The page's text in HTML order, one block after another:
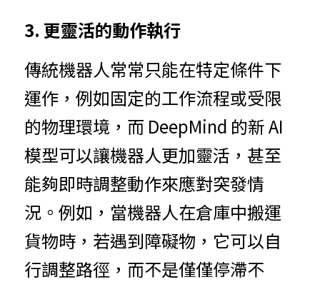
3. 更靈活的動作執行
傳統機器人常常只能在特定條件下
運作，例如固定的工作流程或受限
的物理環境，而 DeepMind 的新 AI
模型可以讓機器人更加靈活，甚至
能夠即時調整動作來應對突發情
況。例如，當機器人在倉庫中搬運
貨物時，若遇到障礙物，它可以自
行調整路徑，而不是僅僅停滯不